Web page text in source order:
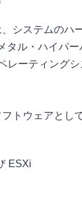
システムのハ
タル・ハイパ
レーティング
トウェアとし
ESXi